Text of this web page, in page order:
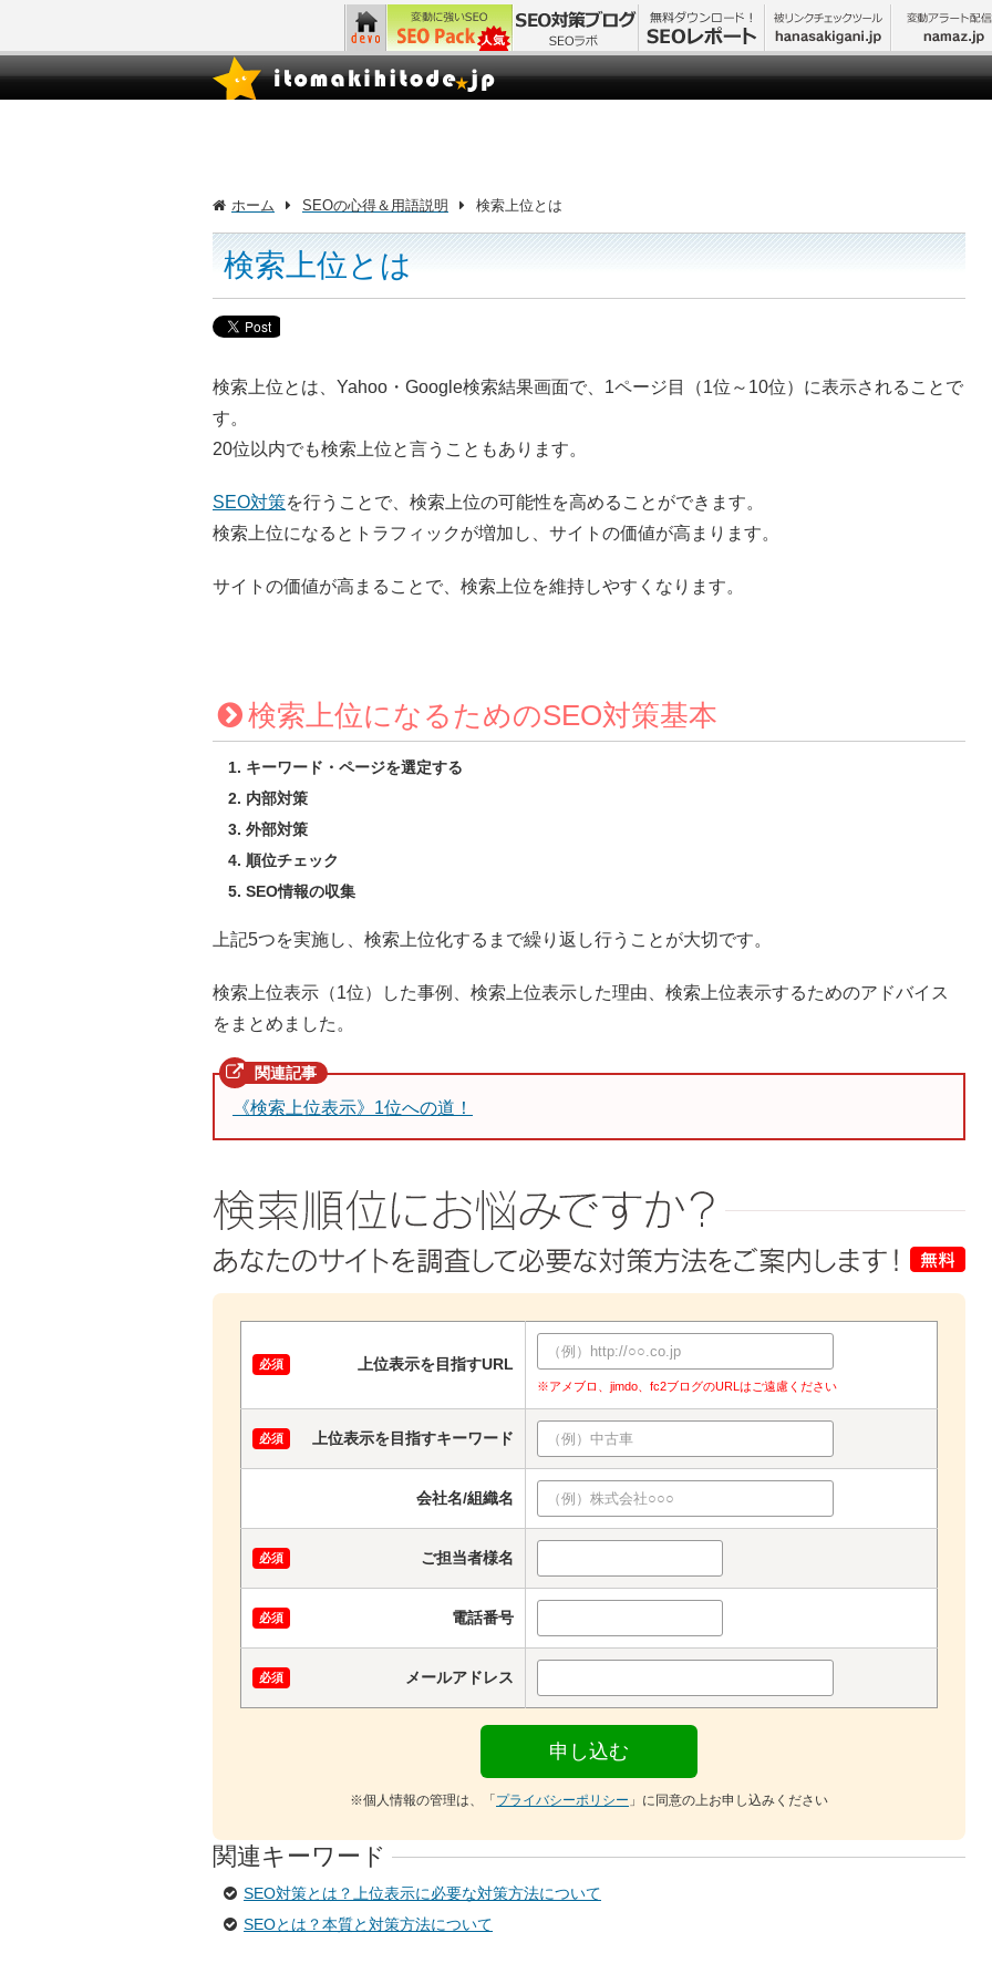
ホーム SEOの心得＆用語説明 検索上位とは
検索上位とは
検索上位とは、Yahoo・Google検索結果画面で、1ページ目（1位～10位）に表示されることで
す。
20位以内でも検索上位と言うこともあります。
SEO対策を行うことで、検索上位の可能性を高めることができます。
検索上位になるとトラフィックが増加し、サイトの価値が高まります。
サイトの価値が高まることで、検索上位を維持しやすくなります。
検索上位になるためのSEO対策基本
キーワード・ページを選定する
内部対策
外部対策
順位チェック
SEO情報の収集
上記5つを実施し、検索上位化するまで繰り返し行うことが大切です。
検索上位表示（1位）した事例、検索上位表示した理由、検索上位表示するためのアドバイス
をまとめました。
《検索上位表示》1位への道！
上位表示を目指すURL
※アメブロ、jimdo、fc2ブログのURLはご遠慮ください
上位表示を目指すキーワード
会社名/組織名
ご担当者様名
電話番号
メールアドレス
※個人情報の管理は、「 プライバシーポリシー 」に同意の上お申し込みください
関連キーワード
SEO対策とは？上位表示に必要な対策方法について
SEOとは？本質と対策方法について